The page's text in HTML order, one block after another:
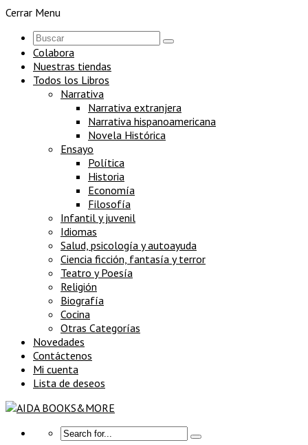
Cerrar Menu
Colabora
Nuestras tiendas
Todos los Libros
Narrativa
Narrativa extranjera
Narrativa hispanoamericana
Novela Histórica
Ensayo
Política
Historia
Economía
Filosofía
Infantil y juvenil
Idiomas
Salud, psicología y autoayuda
Ciencia ficción, fantasía y terror
Teatro y Poesía
Religión
Biografía
Cocina
Otras Categorías
Novedades
Contáctenos
Mi cuenta
Lista de deseos